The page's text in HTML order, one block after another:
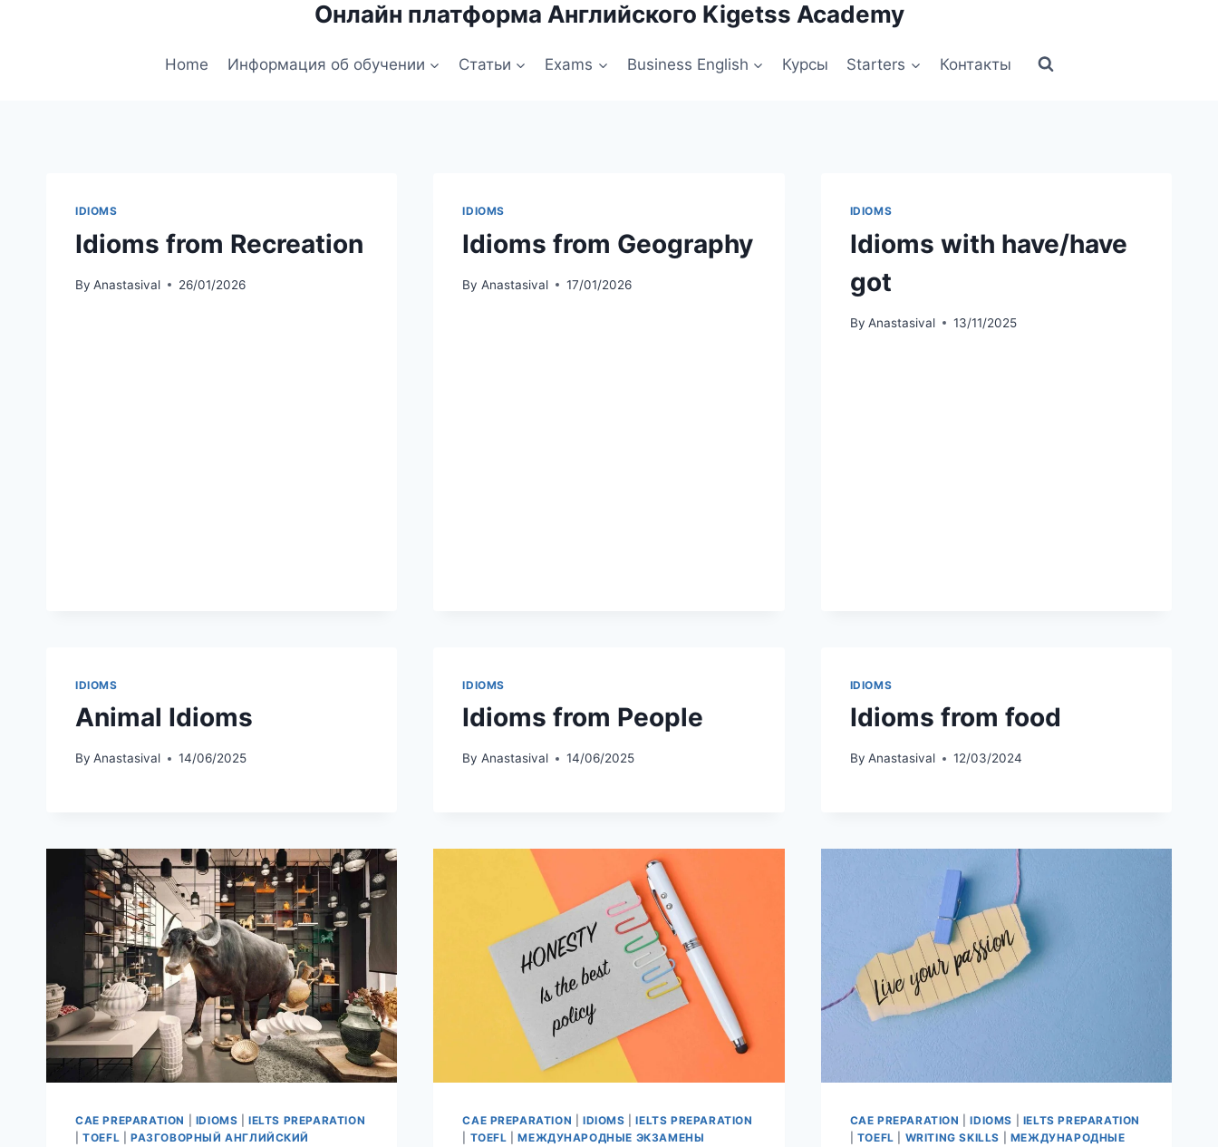
Онлайн платформа Английского Kigetss Academy
Home Информация об обучении Статьи Exams Business English Курсы Starters Контакты
IDIOMS
Idioms from Recreation
By Anastasival 26/01/2026
IDIOMS
Idioms from Geography
By Anastasival 17/01/2026
IDIOMS
Idioms with have/have
got
By Anastasival 13/11/2025
IDIOMS
Animal Idioms
By Anastasival 14/06/2025
IDIOMS
Idioms from People
By Anastasival 14/06/2025
IDIOMS
Idioms from food
By Anastasival 12/03/2024
CAE PREPARATION IDIOMS |IELTS PREPARATION
|TOEFL РАЗГОВОРНЫЙ АНГЛИЙСКИЙ
CAE PREPARATION |IDIOMS |IELTS PREPARATION
TOEFL |МЕЖДУНАРОДНЫЕ ЭКЗАМЕНЫ
CAE PREPARATION |IDIOMS
IELTS PREPARATION
TOEFL WRITING SKILLS
МЕЖДУНАРОДНЫЕ